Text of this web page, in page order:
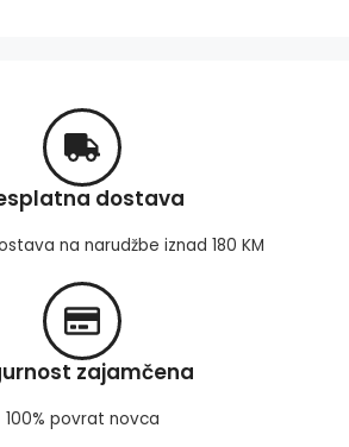
dostava
na narudžbe iznad 180 KM
zajamčena
100% povrat novca